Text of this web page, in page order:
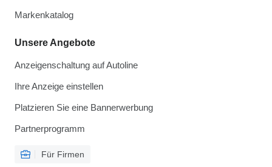
Markenkatalog
Unsere Angebote
Anzeigenschaltung auf Autoline
Ihre Anzeige einstellen
Platzieren Sie eine Bannerwerbung
Partnerprogramm
Für Firmen